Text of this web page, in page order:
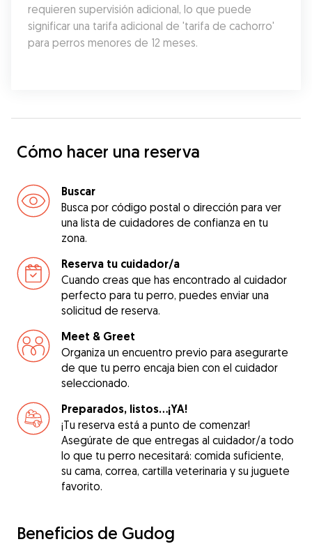
requieren supervisión adicional, lo que puede
significar una tarifa adicional de 'tarifa de cachorro'
para perros menores de 12 meses.
Cómo hacer una reserva
Buscar
Busca por código postal o dirección para ver
una lista de cuidadores de confianza en tu
zona.
Reserva tu cuidador/a
Cuando creas que has encontrado al cuidador
perfecto para tu perro, puedes enviar una
solicitud de reserva.
Meet & Greet
Organiza un encuentro previo para asegurarte
de que tu perro encaja bien con el cuidador
seleccionado.
Preparados, listos...¡YA!
¡Tu reserva está a punto de comenzar!
Asegúrate de que entregas al cuidador/a todo
lo que tu perro necesitará: comida suficiente,
su cama, correa, cartilla veterinaria y su juguete
favorito.
Beneficios de Gudog